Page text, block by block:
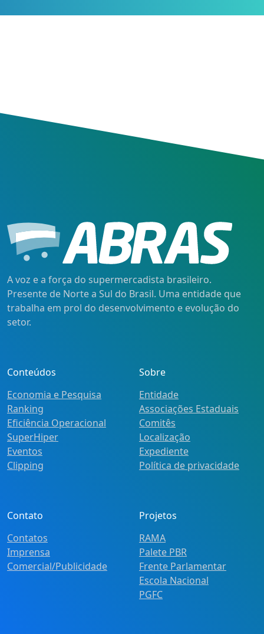
A voz e a força do supermercadista brasileiro.
Presente de Norte a Sul do Brasil. Uma entidade que
trabalha em prol do desenvolvimento e evolução do
setor.
Conteúdos
Economia e Pesquisa
Ranking
Eficiência Operacional
SuperHiper
Eventos
Clipping
Sobre
Entidade
Associações Estaduais
Comitês
Localização
Expediente
Política de privacidade
Contato
Contatos
Imprensa
Comercial/Publicidade
Projetos
RAMA
Palete PBR
Frente Parlamentar
Escola Nacional
PGFC